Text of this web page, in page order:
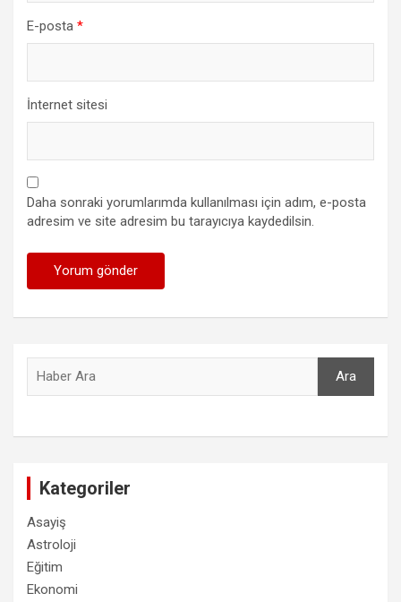
E-posta *
İnternet sitesi
Daha sonraki yorumlarımda kullanılması için adım, e-posta
adresim ve site adresim bu tarayıcıya kaydedilsin.
Ara
Kategoriler
Asayiş
Astroloji
Eğitim
Ekonomi